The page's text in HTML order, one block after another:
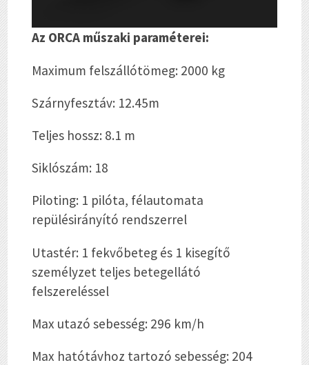
Az ORCA műszaki paraméterei:
Maximum felszállótömeg: 2000 kg
Szárnyfesztáv: 12.45m
Teljes hossz: 8.1 m
Siklószám: 18
Piloting: 1 pilóta, félautomata
repülésirányító rendszerrel
Utastér: 1 fekvőbeteg és 1 kisegítő
személyzet teljes betegellátó
felszereléssel
Max utazó sebesség: 296 km/h
Max hatótávhoz tartozó sebesség: 204